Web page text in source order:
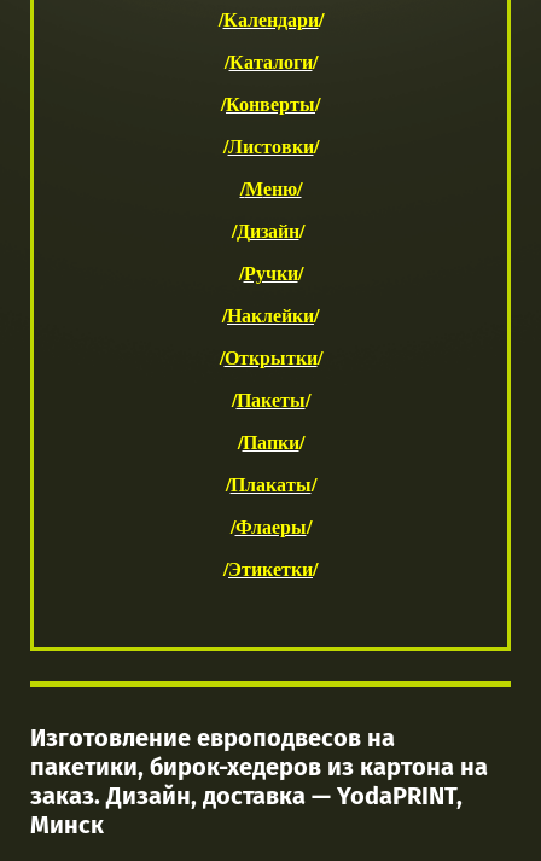
/Календари/
/Каталоги/
/Конверты/
/Листовки/
/Меню/
/Дизайн/
/Ручки/
/Наклейки/
/Открытки/
/Пакеты/
/Папки/
/Плакаты/
/Флаеры/
/Этикетки/
Изготовление европодвесов на
пакетики, бирок-хедеров из картона на
заказ. Дизайн, доставка — YodaPRINT,
Минск